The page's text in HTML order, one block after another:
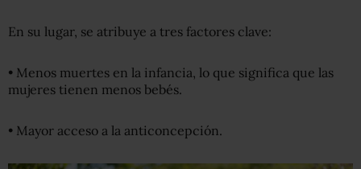
En su lugar, se atribuye a tres factores clave:
• Menos muertes en la infancia, lo que significa que las
mujeres tienen menos bebés.
• Mayor acceso a la anticoncepción.